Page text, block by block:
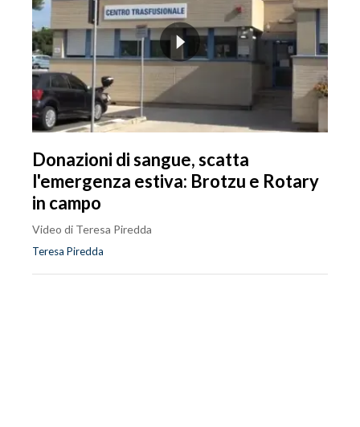
Donazioni di sangue, scatta
l'emergenza estiva: Brotzu e Rotary
in campo
Video di Teresa Piredda
Teresa Piredda